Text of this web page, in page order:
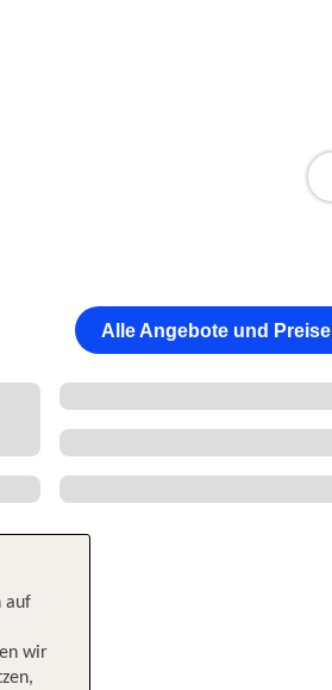
Alle Angebote und Preise
auf
wir